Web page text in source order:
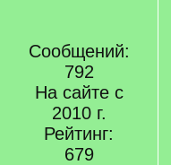
Сообщений:
792
На сайте с
2010 г.
Рейтинг:
679